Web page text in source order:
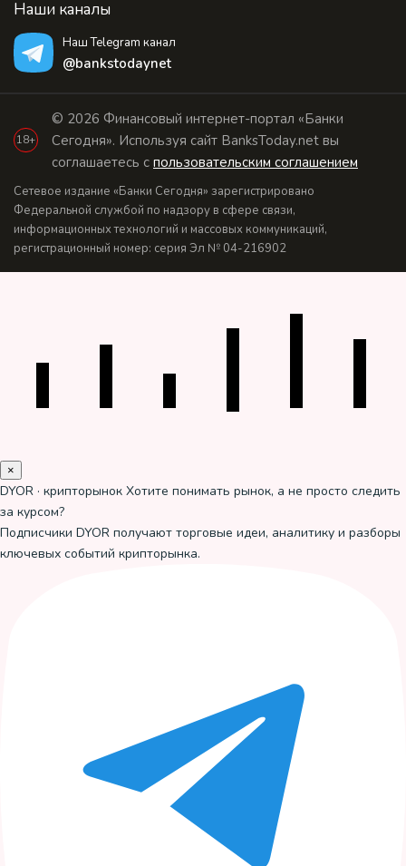
Наши каналы
Наш Telegram канал
@bankstodaynet
18+
© 2026 Финансовый интернет-портал «Банки
Сегодня». Используя сайт BanksToday.net вы
соглашаетесь с пользовательским соглашением
Сетевое издание «Банки Сегодня» зарегистрировано
Федеральной службой по надзору в сфере связи,
информационных технологий и массовых коммуникаций,
регистрационный номер: серия Эл № 04-216902
×
DYOR · крипторынок Хотите понимать рынок, а не просто следить
за курсом?
Подписчики DYOR получают торговые идеи, аналитику и разборы
ключевых событий крипторынка.